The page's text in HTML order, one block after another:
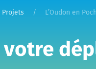
L’Oudon en
votre